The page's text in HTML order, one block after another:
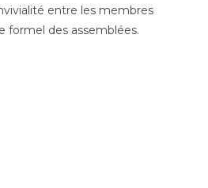
entre les membres
formel des assemblées.